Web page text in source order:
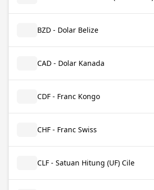
BZD - Dolar Belize
CAD - Dolar Kanada
CDF - Franc Kongo
CHF - Franc Swiss
CLF - Satuan Hitung (UF) Cile